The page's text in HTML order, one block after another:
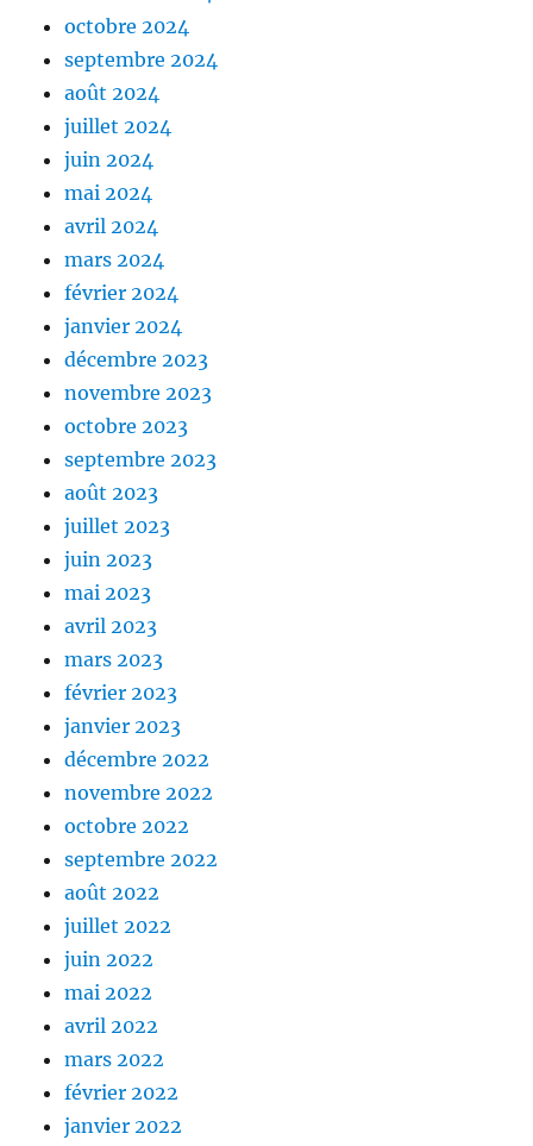
octobre 2024
septembre 2024
août 2024
juillet 2024
juin 2024
mai 2024
avril 2024
mars 2024
février 2024
janvier 2024
décembre 2023
novembre 2023
octobre 2023
septembre 2023
août 2023
juillet 2023
juin 2023
mai 2023
avril 2023
mars 2023
février 2023
janvier 2023
décembre 2022
novembre 2022
octobre 2022
septembre 2022
août 2022
juillet 2022
juin 2022
mai 2022
avril 2022
mars 2022
février 2022
janvier 2022